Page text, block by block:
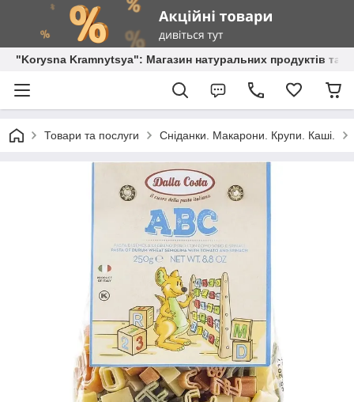
"Korysna Kramnytsya": Магазин натуральних продуктів та
Товари та послуги Сніданки. Макарони. Крупи. Каші.